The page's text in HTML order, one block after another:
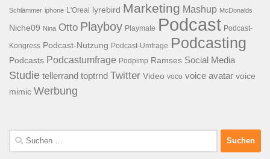
Schlämmer iphone L'Oreal lyrebird Marketing Mashup McDonalds
Niche09 Nina Otto Playboy Playmate Podcast Podcast-
Kongress Podcast-Nutzung Podcast-Umfrage Podcasting
Podcasts Podcastumfrage Podpimp Ramses Social Media
Studie tellerrand toptrnd Twitter Video voco voice avatar voice
mimic Werbung
Suchen
nach: